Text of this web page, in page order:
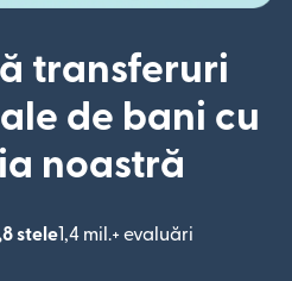
transferuri
de bani cu
noastră
stele1,4 mil.+ evaluări
(se